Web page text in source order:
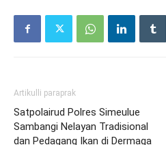
Artikulli paraprak
Satpolairud Polres Simeulue
Sambangi Nelayan Tradisional
dan Pedagang Ikan di Dermaga